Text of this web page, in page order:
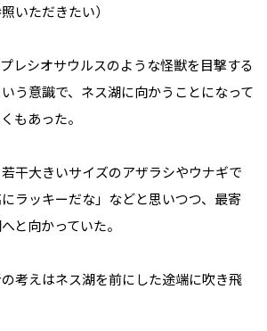
いただきたい）
プレシオサウルスのような怪獣を目撃する
う意識で、ネス湖に向かうことになって
もあった。
干大きいサイズのアザラシやウナギで
ラッキーだな」などと思いつつ、最寄
と向かっていた。
考えはネス湖を前にした途端に吹き飛